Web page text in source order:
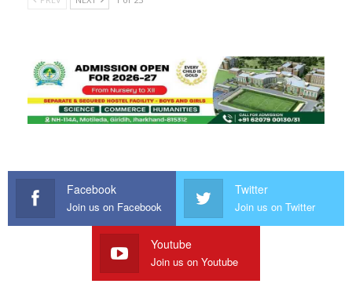
Facebook
Join us on Facebook
Twitter
Join us on Twitter
Youtube
Join us on Youtube